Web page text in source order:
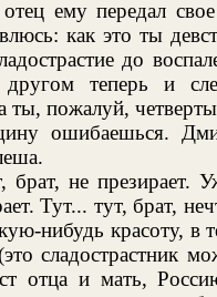
ему передал
как это ты
до
другом теперь и
ты, пожалуй,
ошибаешься.
не презирает.
Тут... тут, брат,
нибудь красоту, в
сладострастник
отца и мать,